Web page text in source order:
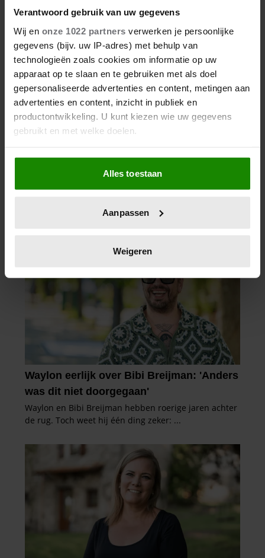
Verantwoord gebruik van uw gegevens
Wij en onze 1022 partners verwerken je persoonlijke
gegevens (bijv. uw IP-adres) met behulp van
technologieën zoals cookies om informatie op uw
apparaat op te slaan en te gebruiken met als doel
gepersonaliseerde advertenties en content, metingen aan
advertenties en content, inzicht in publiek en
productontwikkeling. U kunt kiezen wie uw gegevens
gebruikt en met welke doelen.
Als u het toestaat, willen we ook graag:
Informatie verzamelen over uw geografische
locatie, die tot een paar meter nauwkeurig kan zijn
scannen op specifieke eigenschappen (fingerprinting)
verwerkt en stel uw voorkeuren in het
intrekken in de Cookieverklaring.
We gebruiken cookies om content en advertenties te
personaliseren, om functies voor social media te bieden
en om ons websiteverkeer te analyseren. Ook delen we
informatie over uw gebruik van onze site met onze
partners voor social media, adverteren en analyse. Deze
partners kunnen deze gegevens combineren met andere
informatie die u aan ze heeft verstrekt of die ze hebben
verzameld op basis van uw gebruik van hun services. U
gaat akkoord met onze cookies als u onze website blijft
Alles toestaan
Aanpassen
Weigeren